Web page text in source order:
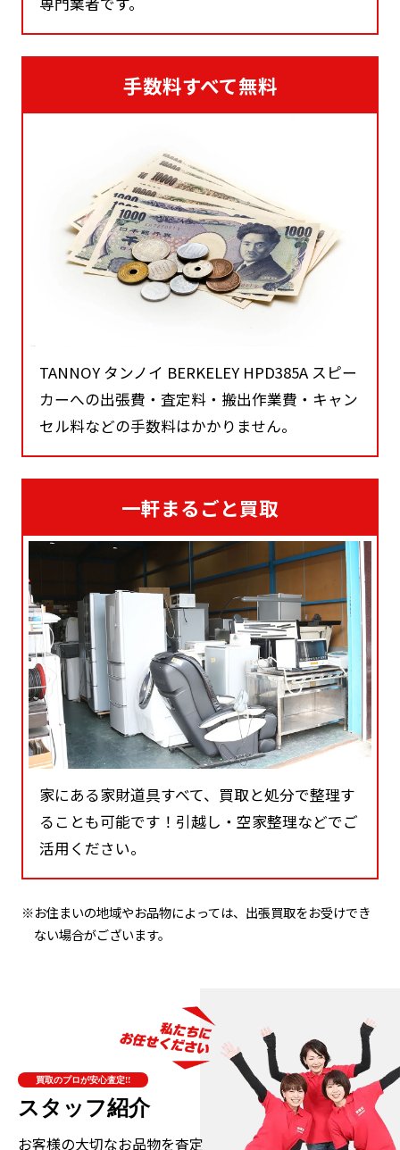
手数料すべて無料
TANNOY タンノイ BERKELEY HPD385A スピー
カーへの出張費・査定料・搬出作業費・キャン
セル料などの手数料はかかりません。
一軒まるごと買取
家にある家財道具すべて、買取と処分で整理す
ることも可能です！引越し・空家整理などでご
活用ください。
※お住まいの地域やお品物によっては、出張買取をお受けでき
ない場合がございます。
買取のプロが安心査定!!
スタッフ紹介
お客様の大切なお品物を査定